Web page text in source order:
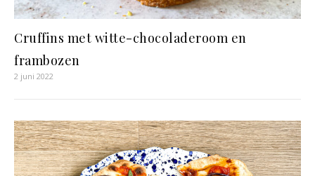
Cruffins met witte-chocoladeroom en
frambozen
2 juni 2022